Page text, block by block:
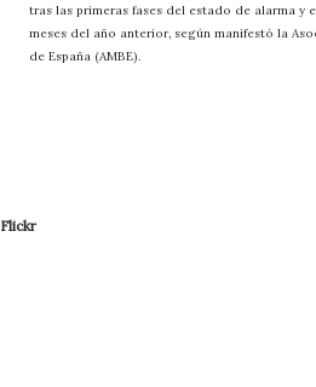
tras las primeras fases del estado de alarma y
meses del año anterior, según manifestó la
de España (AMBE).
Flickr